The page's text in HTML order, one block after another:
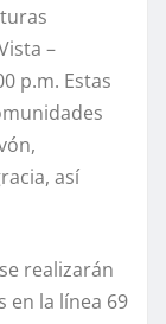
–
p.m. Estas
así
realizarán
en la línea 69